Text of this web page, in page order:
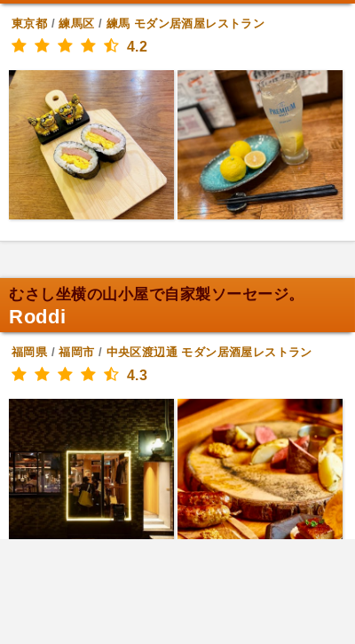
東京都 /練馬区 / 練馬 モダン居酒屋レストラン
4.2
むさし坐横の山小屋で自家製ソーセージ。
Roddi
福岡県/福岡市 / 中央区渡辺通 モダン居酒屋レストラン
4.3